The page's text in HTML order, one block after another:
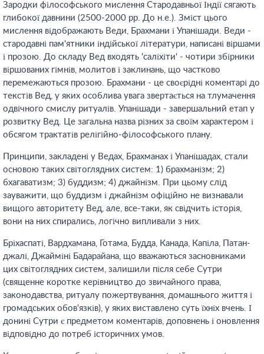
Зародки філософського мислення Стародавньої Індії сягають
глибокої давнини (2500-2000 рр. До н.е.). Зміст цього
мислення відображають Веди, Брахмани і Упанішади. Веди -
стародавні пам'ятники індійської літератури, написані віршами
і прозою. До складу Вед входять 'саліхіти' - чотири збірники
віршованих гімнів, молитов і заклинань, що частково
перемежаються прозою. Брахмани - це своєрідні коментарі до
текстів Вед, у яких особлива увага звертається на тлумачення
одвічного смислу ритуалів. Упанішади - завершальний етап у
розвитку Вед. Це загальна назва різних за своїм характером і
обсягом трактатів релігійно-філософського плану.
Принципи, закладені у Ведах, Брахманах і Упанішадах, стали
основою таких світоглядних систем: 1) брахманізм; 2)
бхагаватизм; 3) буддизм; 4) джайнізм. При цьому слід
зауважити, що буддизм і джайнізм офіційно не визнавали
вищого авторитету Вед, але, все-таки, як свідчить історія,
вони на них спирались, логічно випливали з них.
Бріхаспаті, Вардхамана, Готама, Будда, Канада, Капіла, Патан-
джалі, Джайміні Бадарайана, що вважаються засновниками
цих світоглядних систем, залишили після себе Сутри
(священне коротке керівництво до звичайного права,
законодавства, ритуалу пожертвування, домашнього життя і
громадських обов'язків), у яких виставлено суть їхніх вчень. І
донині Сутри є предметом коментарів, доповнень і оновлення
відповідно до потреб історичних умов.